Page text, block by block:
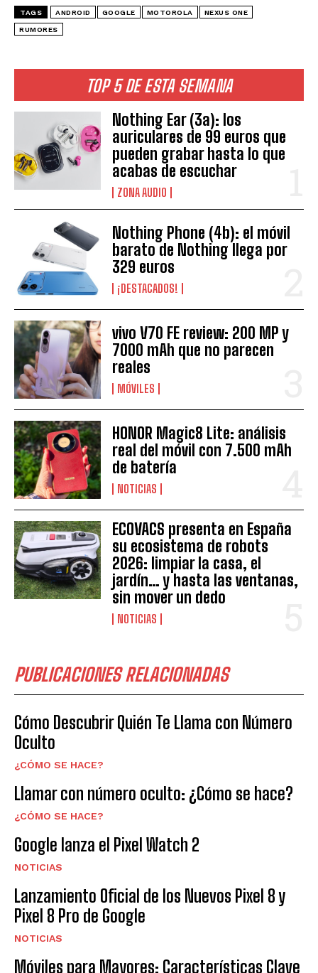
TOP 5 DE ESTA SEMANA
Nothing Ear (3a): los
auriculares de 99 euros que
pueden grabar hasta lo que
acabas de escuchar
ZONA AUDIO
Nothing Phone (4b): el móvil
barato de Nothing llega por
329 euros
¡DESTACADOS!
vivo V70 FE review: 200 MP y
7000 mAh que no parecen
reales
MÓVILES
HONOR Magic8 Lite: análisis
real del móvil con 7.500 mAh
de batería
NOTICIAS
ECOVACS presenta en España
su ecosistema de robots
2026: limpiar la casa, el
jardín… y hasta las ventanas,
sin mover un dedo
NOTICIAS
PUBLICACIONES RELACIONADAS
Cómo Descubrir Quién Te Llama con Número
Oculto
¿CÓMO SE HACE?
Llamar con número oculto: ¿Cómo se hace?
¿CÓMO SE HACE?
Google lanza el Pixel Watch 2
NOTICIAS
Lanzamiento Oficial de los Nuevos Pixel 8 y
Pixel 8 Pro de Google
NOTICIAS
Móviles para Mayores: Características Clave
TAGS ANDROID GOOGLE MOTOROLA NEXUS ONE
RUMORES